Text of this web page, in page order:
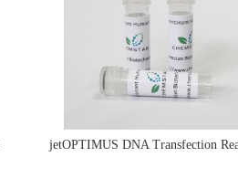
jetOPTIMUS DNA Transfection